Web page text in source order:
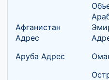
Афганистан
Адрес
Аруба Адрес